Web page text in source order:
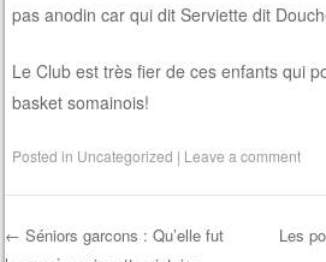
pas anodin car qui dit Serviette dit
Le Club est très fier de ces enfants qui
basket somainois!
Posted in Uncategorized | Leave a comment
← Séniors garcons : Qu’elle fut
Les